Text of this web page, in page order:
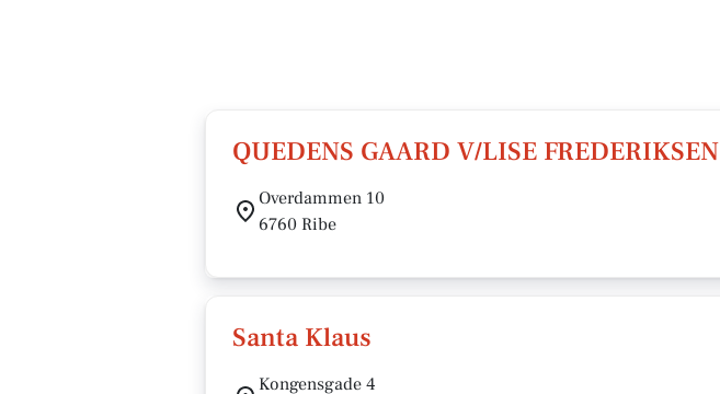
QUEDENS GAARD V/LISE FREDERIKSEN
Overdammen 10
6760 Ribe
Santa Klaus
Kongensgade 4